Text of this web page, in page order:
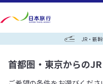
JR・新
首都圏・東京からの